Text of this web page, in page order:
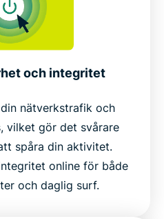
och integritet
nätverkstrafik och
vilket gör det svårare
spåra din aktivitet.
online för både
och daglig surf.